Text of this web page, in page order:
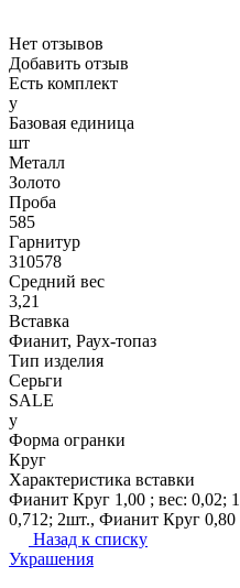
Нет отзывов
Добавить отзыв
Есть комплект
y
Базовая единица
шт
Металл
Золото
Проба
585
Гарнитур
310578
Средний вес
3,21
Вставка
Фианит, Раух-топаз
Тип изделия
Серьги
SALE
y
Форма огранки
Круг
Характеристика вставки
Фианит Круг 1,00 ; вес: 0,02;
0,712; 2шт., Фианит Круг 0,80
Назад к списку
Украшения